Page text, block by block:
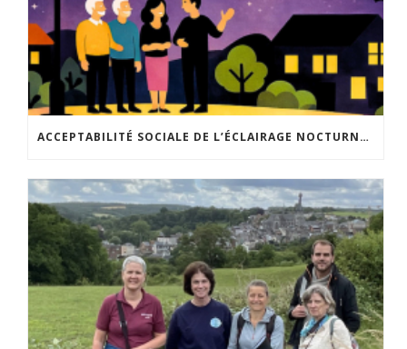
ACCEPTABILITÉ SOCIALE DE L’ÉCLAIRAGE NOCTURNE : LE REPLAY EST DISPONIBLE